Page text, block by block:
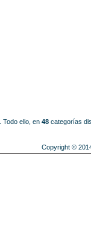
Todo ello, en 48 categorías
Copyright ©